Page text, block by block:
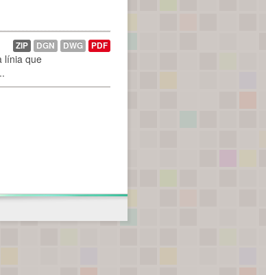
línia que
ZIP DGN DWG PDF